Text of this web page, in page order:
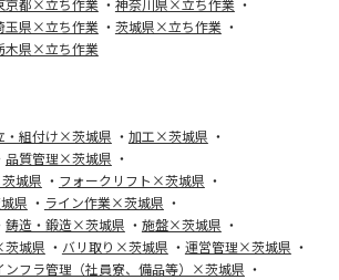
京都×立ち作業
神奈川県×立ち作業
玉県×立ち作業
茨城県×立ち作業
木県×立ち作業
・組付け×茨城県
加工×茨城県
品質管理×茨城県
城県
フォークリフト×茨城県
県
ライン作業×茨城県
鋳造・鍛造×茨城県
施盤×茨城県
城県 バリ取り×茨城県
運営管理×茨城県
ンフラ管理（社員寮、備品等）×茨城県